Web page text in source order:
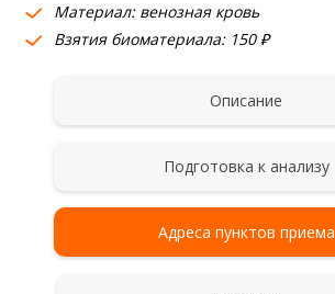
Где сдать
Материал: венозная кровь
Взятия биоматериала: 150 ₽
Описание
Подготовка к анализу
Адреса пунктов приема